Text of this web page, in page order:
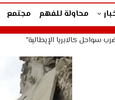
محاولة للفهم مجتمع